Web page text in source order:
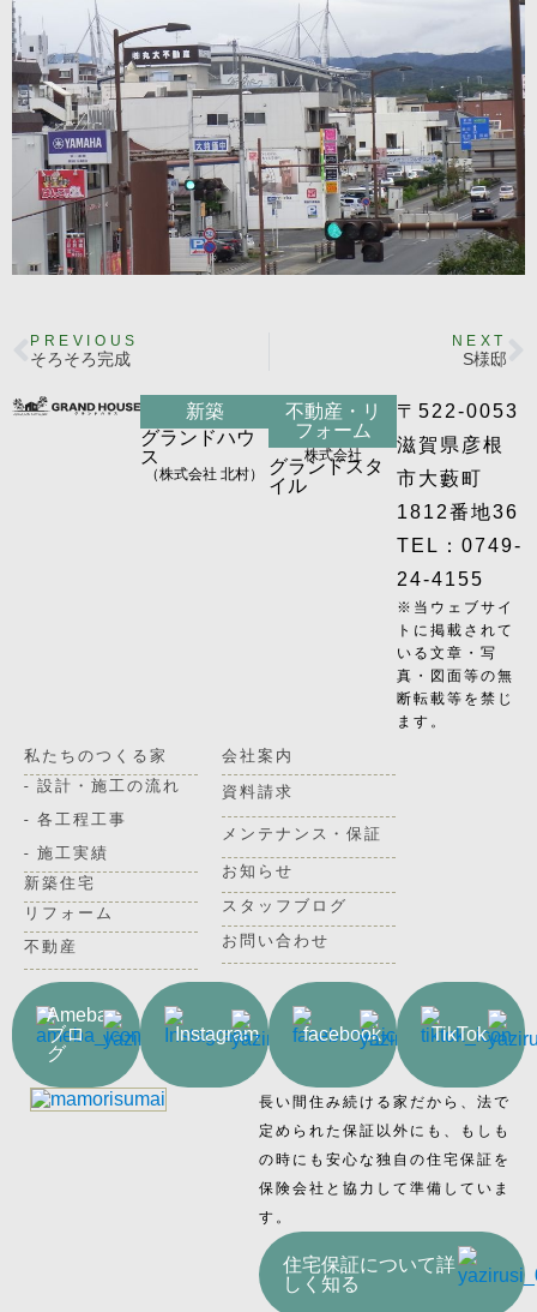
PREVIOUS
そろそろ完成
NEXT
S様邸
新築
グランドハウ
ス
（株式会社 北村）
不動産・リ
フォーム
株式会社
グランドスタ
イル
〒522-0053
滋賀県彦根
市大藪町
1812番地36
TEL：0749-
24-4155
※当ウェブサイ
トに掲載されて
いる文章・写
真・図面等の無
断転載等を禁じ
ます。
私たちのつくる家
- 設計・施工の流れ
- 各工程工事
- 施工実績
新築住宅
リフォーム
不動産
会社案内
資料請求
メンテナンス・保証
お知らせ
スタッフブログ
お問い合わせ
Ameba
ブロ
グ
Instagram facebook TikTok
長い間住み続ける家だから、法で
定められた保証以外にも、もしも
の時にも安心な独自の住宅保証を
保険会社と協力して準備していま
す。
住宅保証について詳
しく知る